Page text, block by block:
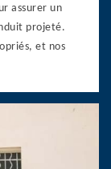
assurer un
projeté.
et nos